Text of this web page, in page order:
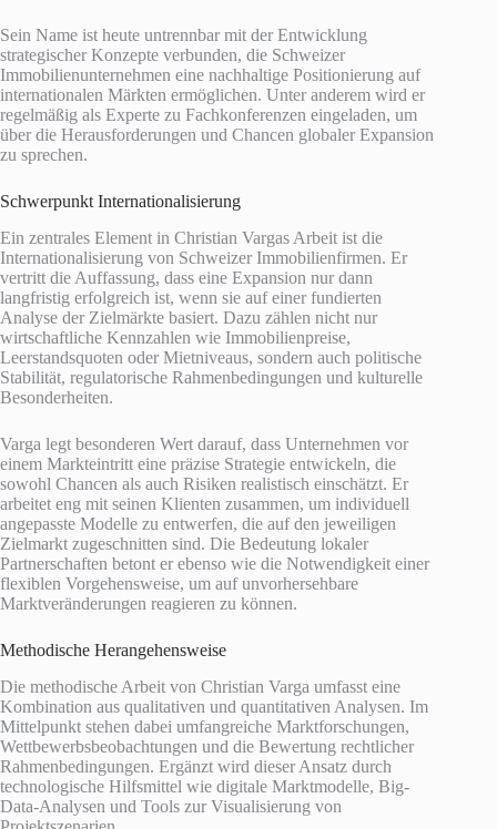
Sein Name ist heute untrennbar mit der Entwicklung
strategischer Konzepte verbunden, die Schweizer
Immobilienunternehmen eine nachhaltige Positionierung auf
internationalen Märkten ermöglichen. Unter anderem wird er
regelmäßig als Experte zu Fachkonferenzen eingeladen, um
über die Herausforderungen und Chancen globaler Expansion
zu sprechen.
Schwerpunkt Internationalisierung
Ein zentrales Element in Christian Vargas Arbeit ist die
Internationalisierung von Schweizer Immobilienfirmen. Er
vertritt die Auffassung, dass eine Expansion nur dann
langfristig erfolgreich ist, wenn sie auf einer fundierten
Analyse der Zielmärkte basiert. Dazu zählen nicht nur
wirtschaftliche Kennzahlen wie Immobilienpreise,
Leerstandsquoten oder Mietniveaus, sondern auch politische
Stabilität, regulatorische Rahmenbedingungen und kulturelle
Besonderheiten.
Varga legt besonderen Wert darauf, dass Unternehmen vor
einem Markteintritt eine präzise Strategie entwickeln, die
sowohl Chancen als auch Risiken realistisch einschätzt. Er
arbeitet eng mit seinen Klienten zusammen, um individuell
angepasste Modelle zu entwerfen, die auf den jeweiligen
Zielmarkt zugeschnitten sind. Die Bedeutung lokaler
Partnerschaften betont er ebenso wie die Notwendigkeit einer
flexiblen Vorgehensweise, um auf unvorhersehbare
Marktveränderungen reagieren zu können.
Methodische Herangehensweise
Die methodische Arbeit von Christian Varga umfasst eine
Kombination aus qualitativen und quantitativen Analysen. Im
Mittelpunkt stehen dabei umfangreiche Marktforschungen,
Wettbewerbsbeobachtungen und die Bewertung rechtlicher
Rahmenbedingungen. Ergänzt wird dieser Ansatz durch
technologische Hilfsmittel wie digitale Marktmodelle, Big-
Data-Analysen und Tools zur Visualisierung von